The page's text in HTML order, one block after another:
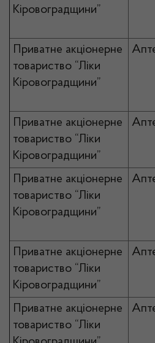
Кіровоградщини”
Приватне акціонерне
товариство “Ліки
Кіровоградщини”
Приватне акціонерне
товариство “Ліки
Кіровоградщини”
Приватне акціонерне
товариство “Ліки
Кіровоградщини”
Приватне акціонерне
товариство “Ліки
Кіровоградщини”
Приватне акціонерне
товариство “Ліки